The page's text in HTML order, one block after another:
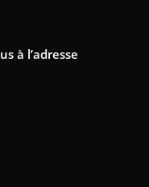
à l’adresse